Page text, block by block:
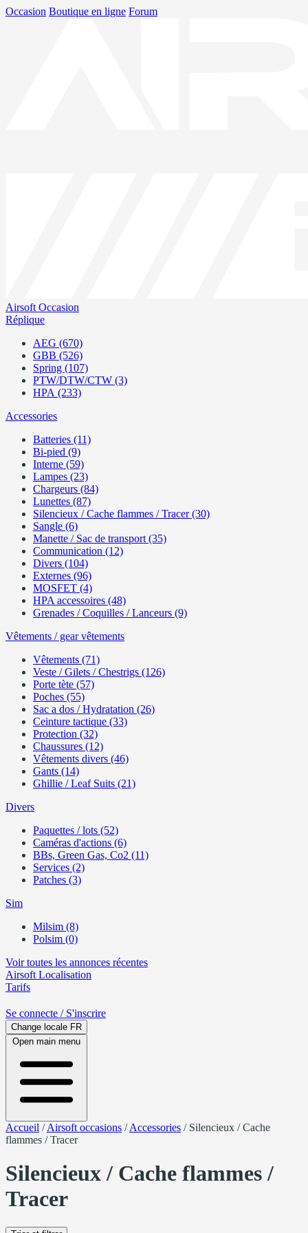
Occasion Boutique en ligne Forum
Airsoft Occasion
Réplique
AEG (670)
GBB (526)
Spring (107)
PTW/DTW/CTW (3)
HPA (233)
Accessories
Batteries (11)
Bi-pied (9)
Interne (59)
Lampes (23)
Chargeurs (84)
Lunettes (87)
Silencieux / Cache flammes / Tracer (30)
Sangle (6)
Manette / Sac de transport (35)
Communication (12)
Divers (104)
Externes (96)
MOSFET (4)
HPA accessoires (48)
Grenades / Coquilles / Lanceurs (9)
Vêtements / gear vêtements
Vêtements (71)
Veste / Gilets / Chestrigs (126)
Porte tète (57)
Poches (55)
Sac a dos / Hydratation (26)
Ceinture tactique (33)
Protection (32)
Chaussures (12)
Vêtements divers (46)
Gants (14)
Ghillie / Leaf Suits (21)
Divers
Paquettes / lots (52)
Caméras d'actions (6)
BBs, Green Gas, Co2 (11)
Services (2)
Patches (3)
Sim
Milsim (8)
Polsim (0)
Voir toutes les annonces récentes
Airsoft Localisation
Tarifs
Se connecte / S'inscrire
Change locale FR
Open main menu
Accueil /Airsoft occasions /Accessories / Silencieux / Cache
flammes / Tracer
Silencieux / Cache flammes /
Tracer